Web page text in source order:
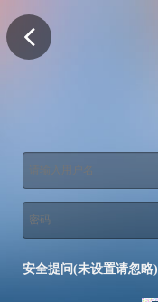
安全提问(未设置请忽略)